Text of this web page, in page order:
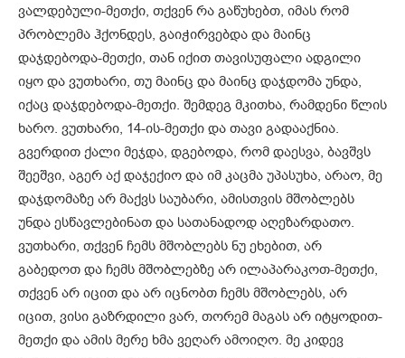
ვალდებული-მეთქი, თქვენ რა გაწუხებთ, იმას რომ
პრობლემა ჰქონდეს, გაიჭირვებდა და მაინც
დაჯდებოდა-მეთქი, თან იქით თავისუფალი ადგილი
იყო და ვუთხარი, თუ მაინც და მაინც დაჯდომა უნდა,
იქაც დაჯდებოდა-მეთქი. შემდეგ მკითხა, რამდენი წლის
ხარო. ვუთხარი, 14-ის-მეთქი და თავი გადააქნია.
გვერდით ქალი მეჯდა, დგებოდა, რომ დაესვა, ბავშვს
შეეშვი, აგერ აქ დაჯექიო და იმ კაცმა უპასუხა, არაო, მე
დაჯდომაზე არ მაქვს საუბარი, ამისთვის მშობლებს
უნდა ესწავლებინათ და სათანადოდ აღეზარდათო.
ვუთხარი, თქვენ ჩემს მშობლებს ნუ ეხებით, არ
გაბედოთ და ჩემს მშობლებზე არ ილაპარაკოთ-მეთქი,
თქვენ არ იცით და არ იცნობთ ჩემს მშობლებს, არ
იცით, ვისი გაზრდილი ვარ, თორემ მაგას არ იტყოდით-
მეთქი და ამის მერე ხმა ვეღარ ამოიღო. მე კიდევ